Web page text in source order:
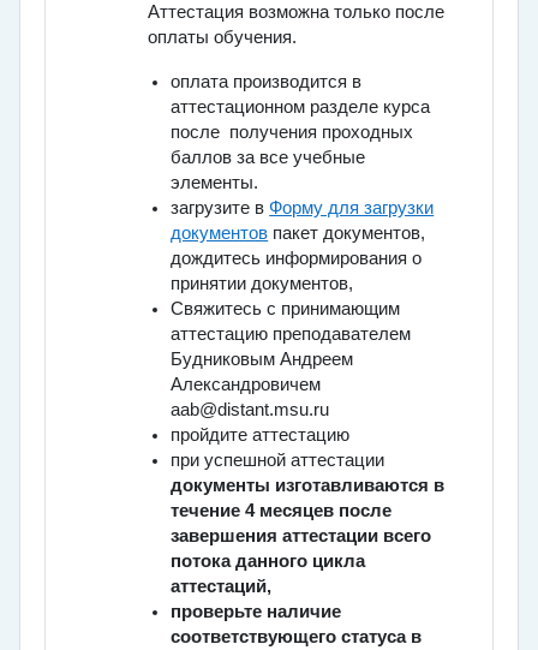
Аттестация возможна только после
оплаты обучения.
оплата производится в
аттестационном разделе курса
после получения проходных
баллов за все учебные
элементы.
загрузите вФорму для загрузки
документов пакет документов,
дождитесь информирования о
принятии документов,
Свяжитесь с принимающим
аттестацию преподавателем
Будниковым Андреем
Александровичем
aab@distant.msu.ru
пройдите аттестацию
при успешной аттестации
документы изготавливаются в
течение 4 месяцев после
завершения аттестации всего
потока данного цикла
аттестаций,
проверьте наличие
соответствующего статуса в